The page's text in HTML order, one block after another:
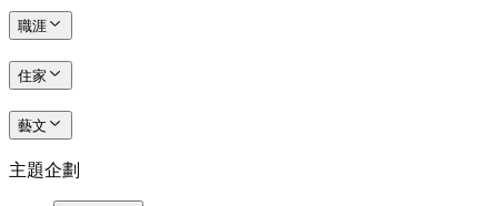
職涯
住家
藝文
主題企劃